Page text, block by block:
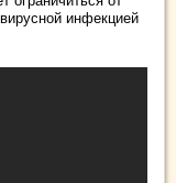
инфекцией